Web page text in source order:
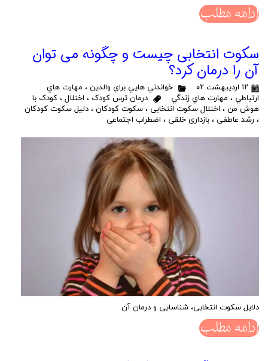
ادامه مطلب
سکوت انتخابی چیست و چگونه می توان
آن را درمان کرد؟
۱۲ اردیبهشت ۰۲ خواندني هايي براي والدين ، مهارت هاي
ارتباطي ، مهارت هاي زندگي درمان ترس کودک ، اختلال ، کودک با
هوش من ، اختلال سکوت انتخابی ، سکوت کودکان ، دلیل سکوت کودکان
، رشد عاطفی ، بازداری خلقی ، اضطراب اجتماعی
دلایل سکوت انتخابی، شناسایی و درمان آن
ادامه مطلب